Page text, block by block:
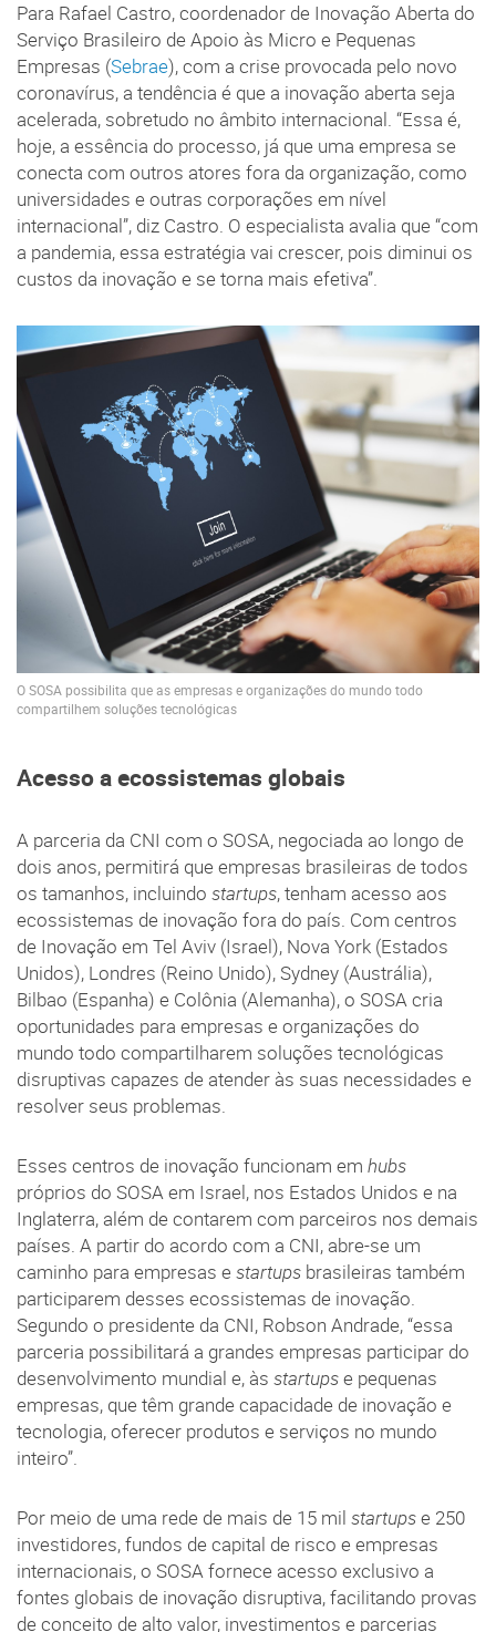
Para Rafael Castro, coordenador de Inovação Aberta do
Serviço Brasileiro de Apoio às Micro e Pequenas
Empresas (Sebrae), com a crise provocada pelo novo
coronavírus, a tendência é que a inovação aberta seja
acelerada, sobretudo no âmbito internacional. “Essa é,
hoje, a essência do processo, já que uma empresa se
conecta com outros atores fora da organização, como
universidades e outras corporações em nível
internacional”, diz Castro. O especialista avalia que “com
a pandemia, essa estratégia vai crescer, pois diminui os
custos da inovação e se torna mais efetiva”.
O SOSA possibilita que as empresas e organizações do mundo todo
compartilhem soluções tecnológicas
Acesso a ecossistemas globais
A parceria da CNI com o SOSA, negociada ao longo de
dois anos, permitirá que empresas brasileiras de todos
os tamanhos, incluindo startups, tenham acesso aos
ecossistemas de inovação fora do país. Com centros
de Inovação em Tel Aviv (Israel), Nova York (Estados
Unidos), Londres (Reino Unido), Sydney (Austrália),
Bilbao (Espanha) e Colônia (Alemanha), o SOSA cria
oportunidades para empresas e organizações do
mundo todo compartilharem soluções tecnológicas
disruptivas capazes de atender às suas necessidades e
resolver seus problemas.
Esses centros de inovação funcionam em hubs
próprios do SOSA em Israel, nos Estados Unidos e na
Inglaterra, além de contarem com parceiros nos demais
países. A partir do acordo com a CNI, abre-se um
caminho para empresas estartups brasileiras também
participarem desses ecossistemas de inovação.
Segundo o presidente da CNI, Robson Andrade, “essa
parceria possibilitará a grandes empresas participar do
desenvolvimento mundial e, às startupse pequenas
empresas, que têm grande capacidade de inovação e
tecnologia, oferecer produtos e serviços no mundo
inteiro”.
Por meio de uma rede de mais de 15 mil startupse 250
investidores, fundos de capital de risco e empresas
internacionais, o SOSA fornece acesso exclusivo a
fontes globais de inovação disruptiva, facilitando provas
de conceito de alto valor, investimentos e parcerias